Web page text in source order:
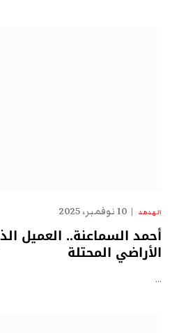
الهدهد 10 نوفمبر، 2025
أحمد السماعنة.. العميل
الأراضي المحتلة
…